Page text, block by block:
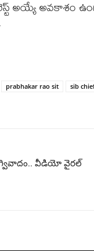
అయ్యే అవకాశం
prabhakar rao sit sib
వీడియో వైరల్